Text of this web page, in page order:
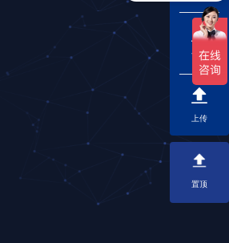
下载
上传
置顶